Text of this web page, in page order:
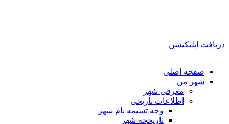
دریافت اپلیکیشن
صفحه اصلی
شهر من
معرفی شهر
اطلاعات تاریخی
وجه تسیمه نام شهر
تاریخچه شهر